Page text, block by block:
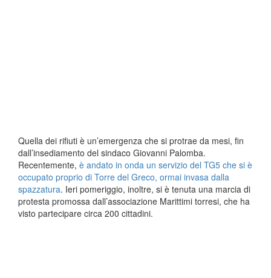
Quella dei rifiuti è un’emergenza che si protrae da mesi, fin
dall’insediamento del sindaco Giovanni Palomba.
Recentemente, è andato in onda un servizio del TG5 che si è
occupato proprio di Torre del Greco, ormai invasa dalla
spazzatura. Ieri pomeriggio, inoltre, si è tenuta una marcia di
protesta promossa dall’associazione Marittimi torresi, che ha
visto partecipare circa 200 cittadini.